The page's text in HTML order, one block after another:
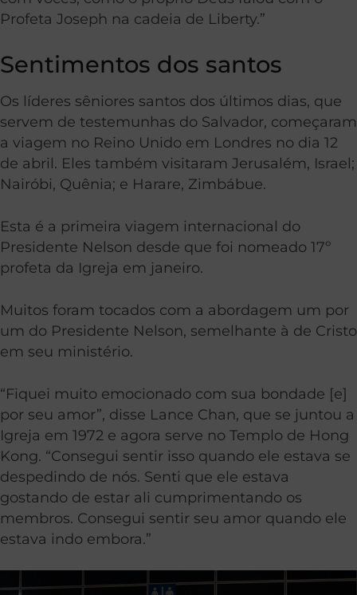
Profeta Joseph na cadeia de Liberty.”
Sentimentos dos santos
Os líderes sêniores santos dos últimos dias, que
servem de testemunhas do Salvador, começaram
a viagem no Reino Unido em Londres no dia 12
de abril. Eles também visitaram Jerusalém, Israel;
Nairóbi, Quênia; e Harare, Zimbábue.
Esta é a primeira viagem internacional do
Presidente Nelson desde que foi nomeado 17º
profeta da Igreja em janeiro.
Muitos foram tocados com a abordagem um por
um do Presidente Nelson, semelhante à de Cristo
em seu ministério.
“Fiquei muito emocionado com sua bondade [e]
por seu amor”, disse Lance Chan, que se juntou a
Igreja em 1972 e agora serve no Templo de Hong
Kong. “Consegui sentir isso quando ele estava se
despedindo de nós. Senti que ele estava
gostando de estar ali cumprimentando os
membros. Consegui sentir seu amor quando ele
estava indo embora.”